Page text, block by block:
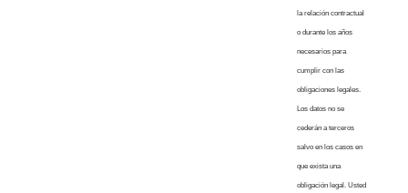
la relación contractual
o durante los años
necesarios para
cumplir con las
obligaciones legales.
Los datos no se
cederán a terceros
salvo en los casos en
que exista una
obligación legal. Usted